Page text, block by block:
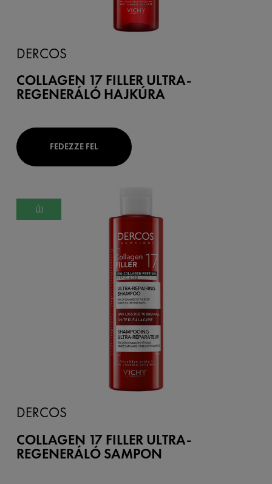
DERCOS
COLLAGEN 17 FILLER ULTRA-
REGENERÁLÓ HAJKÚRA
FEDEZZE FEL
ÚJ
DERCOS
COLLAGEN 17 FILLER ULTRA-
REGENERÁLÓ SAMPON